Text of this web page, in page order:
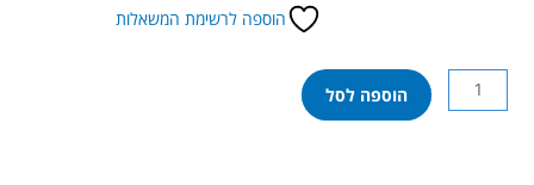
הוספה לרשימת המשאלות
כמות
של
הוספה לסל